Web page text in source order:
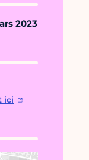
2023
ici